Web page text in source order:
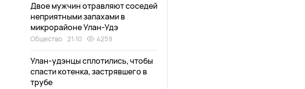
Двое мужчин отравляют соседей
неприятными запахами в
микрорайоне Улан-Удэ
Общество 21:10 4259
Улан-удэнцы сплотились, чтобы
спасти котенка, застрявшего в
трубе